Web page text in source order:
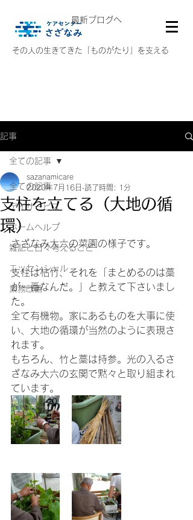
その人の生きてきた「ものがたり」を支える
最新ブログへ
記事
全ての記事
デイサービス
ホームヘルプ
雑記と日々考えること
エッセンシャル
業務改善
全ての記事
支柱を立てる（大地の循
環）
sazanamicare
2020年7月16日 読了時間: 1分
さざなみ大六の菜園の様子です。
支柱は枯竹、それを「まとめるのは藁
が一番なんだ。」と教えて下さいまし
た。
全て有機物。家にあるものを大事に使
い、大地の循環が当然のように表現さ
れます。
もちろん、竹と藁は持参。光の入るさ
ざなみ大六の玄関で黙々と取り組まれ
ています。